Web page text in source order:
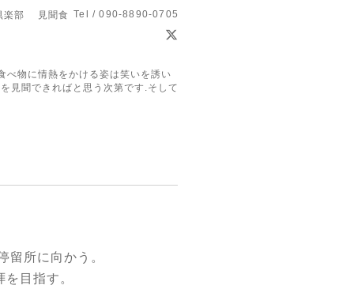
楽部 見聞食 Tel / 090-8890-0705
べ物に情熱をかける姿は笑いを誘い
見聞できればと思う次第です.そして
留所に向かう。
目指す。